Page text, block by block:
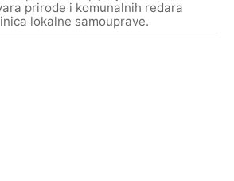
prirode i komunalnih redara
lokalne samouprave.